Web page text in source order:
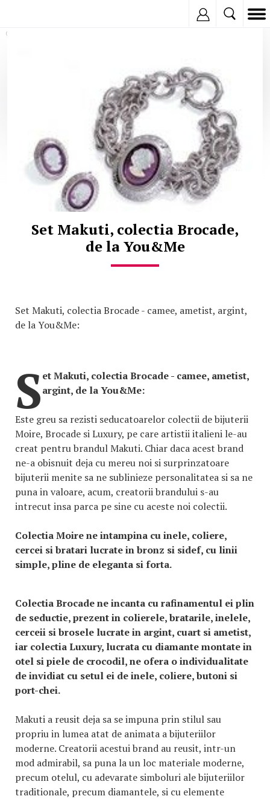
© Copyright:
Set Makuti, colectia Brocade,
de la You&Me
Set Makuti, colectia Brocade - camee, ametist, argint,
de la You&Me:
Set Makuti, colectia Brocade - camee, ametist,
argint, de la You&Me:
Este greu sa rezisti seducatoarelor colectii de bijuterii
Moire, Brocade si Luxury, pe care artistii italieni le-au
creat pentru brandul Makuti. Chiar daca acest brand
ne-a obisnuit deja cu mereu noi si surprinzatoare
bijuterii menite sa ne sublinieze personalitatea si sa ne
puna in valoare, acum, creatorii brandului s-au
intrecut insa parca pe sine cu aceste noi colectii.
Colectia Moire ne intampina cu inele, coliere,
cercei si bratari lucrate in bronz si sidef, cu linii
simple, pline de eleganta si forta.
Colectia Brocade ne incanta cu rafinamentul ei plin
de seductie, prezent in colierele, bratarile, inelele,
cerceii si brosele lucrate in argint, cuart si ametist,
iar colectia Luxury, lucrata cu diamante montate in
otel si piele de crocodil, ne ofera o individualitate
de invidiat cu setul ei de inele, coliere, butoni si
port-chei.
Makuti a reusit deja sa se impuna prin stilul sau
propriu in lumea atat de animata a bijuteriilor
moderne. Creatorii acestui brand au reusit, intr-un
mod admirabil, sa puna la un loc materiale moderne,
precum otelul, cu adevarate simboluri ale bijuteriilor
traditionale, precum diamantele, si cu elemente